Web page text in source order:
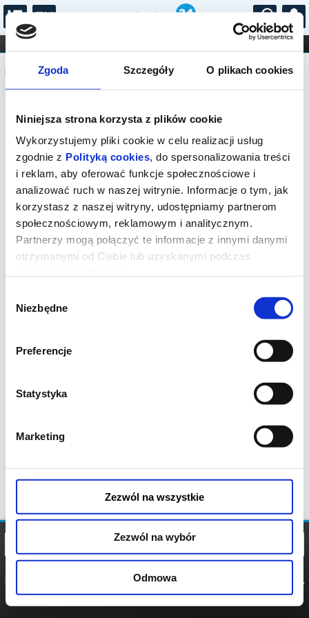
Zgoda Szczegóły O plikach cookies
Niniejsza strona korzysta z plików cookie
Wykorzystujemy pliki cookie w celu realizacji usług
zgodnie z Polityką cookies, do spersonalizowania treści
i reklam, aby oferować funkcje społecznościowe i
analizować ruch w naszej witrynie. Informacje o tym, jak
korzystasz z naszej witryny, udostępniamy partnerom
społecznościowym, reklamowym i analitycznym.
Partnerzy mogą połączyć te informacje z innymi danymi
otrzymanymi od Ciebie lub uzyskanymi podczas
zgody
Niezbędne
Preferencje
Statystyka
Marketing
Zezwól na wszystkie
Zezwól na wybór
Odmowa
...
FILHARMONIA OPERA I BALET
STAND-UP
DLA DZIECI
Komunikat
Sprzedaż biletów on-line na wydarzenie
została zakończona.
POLITYKA
POLITYKA